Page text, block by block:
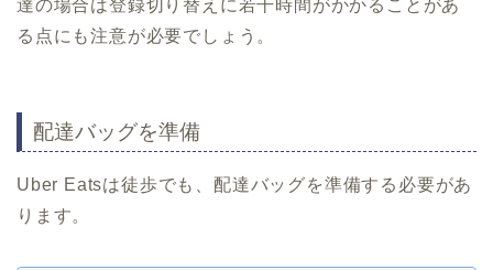
達の場合は登録切り替えに若干時間がかかることがあ
る点にも注意が必要でしょう。
配達バッグを準備
Uber Eatsは徒歩でも、配達バッグを準備する必要があ
ります。